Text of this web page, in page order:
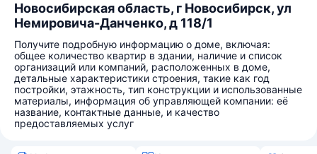
Новосибирская область, г Новосибирск, ул
Немировича-Данченко, д 118/1
Получите подробную информацию о доме, включая:
общее количество квартир в здании, наличие и список
организаций или компаний, расположенных в доме,
детальные характеристики строения, такие как год
постройки, этажность, тип конструкции и использованные
материалы, информация об управляющей компании: её
название, контактные данные, и качество
предоставляемых услуг